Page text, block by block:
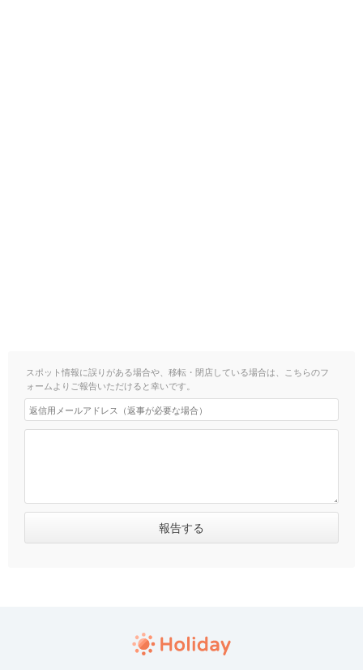
スポット情報に誤りがある場合や、移転・閉店している場合は、こちらのフ
ォームよりご報告いただけると幸いです。